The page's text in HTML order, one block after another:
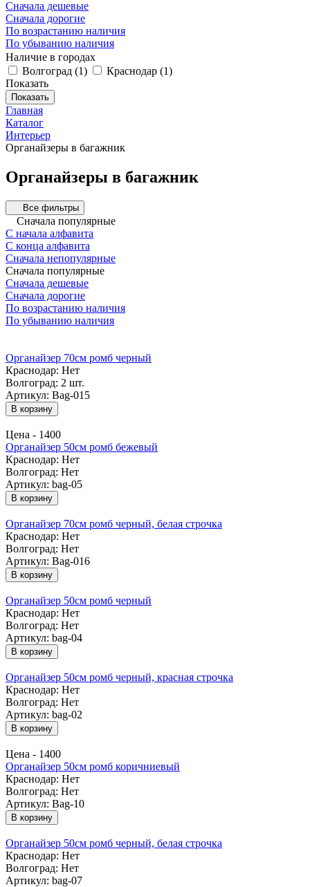
Сначала дешевые
Сначала дорогие
По возрастанию наличия
По убыванию наличия
Наличие в городах
Волгоград (1) Краснодар (1)
Показать
Показать
Главная
Каталог
Интерьер
Органайзеры в багажник
Органайзеры в багажник
Все фильтры
Сначала популярные
С начала алфавита
С конца алфавита
Сначала непопулярные
Сначала популярные
Сначала дешевые
Сначала дорогие
По возрастанию наличия
По убыванию наличия
Органайзер 70см ромб черный
Краснодар: Нет
Волгоград: 2 шт.
Артикул: Bag-015
В корзину
Цена - 1400
Органайзер 50см ромб бежевый
Краснодар: Нет
Волгоград: Нет
Артикул: bag-05
В корзину
Органайзер 70см ромб черный, белая строчка
Краснодар: Нет
Волгоград: Нет
Артикул: Bag-016
В корзину
Органайзер 50см ромб черный
Краснодар: Нет
Волгоград: Нет
Артикул: bag-04
В корзину
Органайзер 50см ромб черный, красная строчка
Краснодар: Нет
Волгоград: Нет
Артикул: bag-02
В корзину
Цена - 1400
Органайзер 50см ромб коричниевый
Краснодар: Нет
Волгоград: Нет
Артикул: Bag-10
В корзину
Органайзер 50см ромб черный, белая строчка
Краснодар: Нет
Волгоград: Нет
Артикул: bag-07